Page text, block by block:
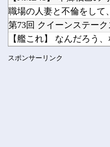
職場の人妻と不倫をして
【艦これ】 なんだろう
スポンサーリンク